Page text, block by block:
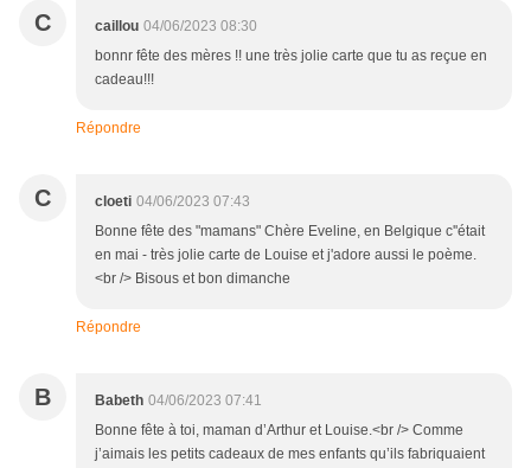
C caillou 04/06/2023 08:30
bonnr fête des mères !! une très jolie carte que tu as reçue en
cadeau!!!
Répondre
C cloeti 04/06/2023 07:43
Bonne fête des "mamans" Chère Eveline, en Belgique c''était
en mai - très jolie carte de Louise et j'adore aussi le poème.
<br /> Bisous et bon dimanche
Répondre
B Babeth 04/06/2023 07:41
Bonne fête à toi, maman d’Arthur et Louise.<br /> Comme
j’aimais les petits cadeaux de mes enfants qu’ils fabriquaient